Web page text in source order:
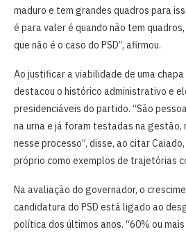
maduro e tem grandes quadros para
é para valer é quando não tem
que não é o caso do PSD”, afirmou.
Ao justificar a viabilidade de uma chapa
destacou o histórico administrativo e
presidenciáveis do partido. “São
na urna e já foram testadas na gestão,
nesse processo”, disse, ao citar
próprio como exemplos de trajetórias
Na avaliação do governador, o
candidatura do PSD está ligado ao
política dos últimos anos. “60% ou